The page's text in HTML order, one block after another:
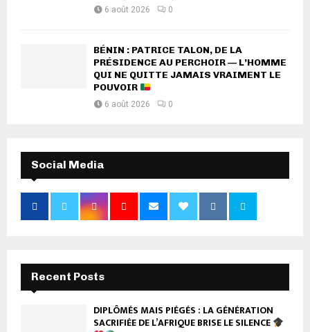
6 août 2026 0
BÉNIN : PATRICE TALON, DE LA
PRÉSIDENCE AU PERCHOIR — L’HOMME
QUI NE QUITTE JAMAIS VRAIMENT LE
POUVOIR
6 août 2026 0
Social Media
Recent Posts
DIPLÔMÉS MAIS PIÉGÉS : LA GÉNÉRATION
SACRIFIÉE DE L’AFRIQUE BRISE LE SILENCE